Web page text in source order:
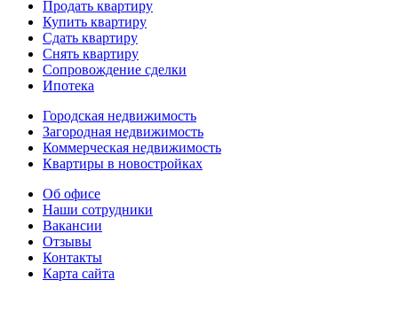
Продать квартиру
Купить квартиру
Сдать квартиру
Снять квартиру
Сопровождение сделки
Ипотека
Городская недвижимость
Загородная недвижимость
Коммерческая недвижимость
Квартиры в новостройках
Об офисе
Наши сотрудники
Вакансии
Отзывы
Контакты
Карта сайта